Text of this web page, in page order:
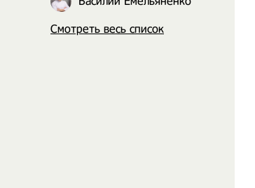
Смотреть весь список